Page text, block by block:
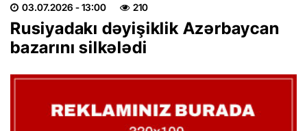
03.07.2026 - 13:00 210
Rusiyadakı dəyişiklik Azərbaycan
bazarını silkələdi